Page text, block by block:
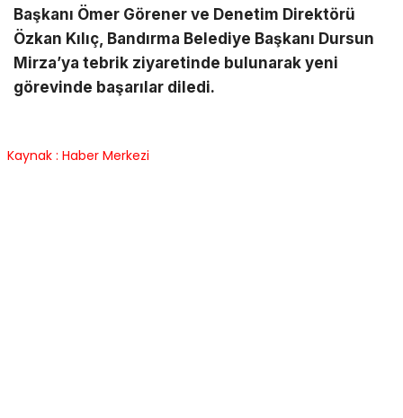
Başkanı Ömer Görener ve Denetim Direktörü
Özkan Kılıç, Bandırma Belediye Başkanı Dursun
Mirza’ya tebrik ziyaretinde bulunarak yeni
görevinde başarılar diledi.
Kaynak : Haber Merkezi